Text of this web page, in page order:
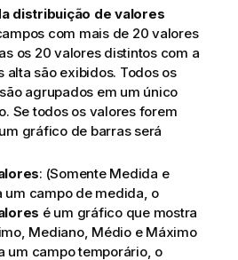
distribuição de valores
com mais de 20 valores
os 20 valores distintos com a
alta são exibidos. Todos os
agrupados em um único
Se todos os valores forem
gráfico de barras será
: (Somente Medida e
um campo de medida, o
é um gráfico que mostra
Mediano, Médio e Máximo
um campo temporário, o